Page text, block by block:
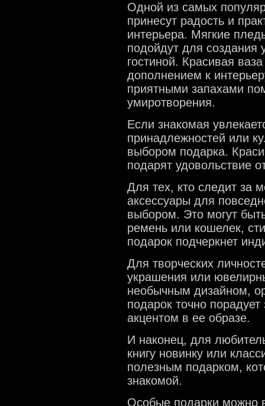
Одной из самых
принесут радость и
интерьера. Мягкие
подойдут для
гостиной. Красивая
дополнением к
приятными запахами
умиротворения.
Если знакомая
принадлежностей или
выбором подарка.
подарят удовольствие
Для тех, кто следит за
аксессуары для
выбором. Это могут
ремень или кошелек,
подарок подчеркнет
Для творческих
украшения или
необычным дизайном,
подарок точно
акцентом в ее образе.
И наконец, для
книгу новинку или
полезным подарком,
знакомой.
Особые подарки можно